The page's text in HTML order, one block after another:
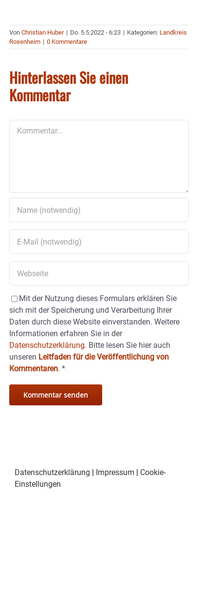
Von Christian Huber | Do. 5.5.2022 - 6:23 | Kategorien: Landkreis
Rosenheim | 0 Kommentare
Hinterlassen Sie einen
Kommentar
Mit der Nutzung dieses Formulars erklären Sie
sich mit der Speicherung und Verarbeitung Ihrer
Daten durch diese Website einverstanden. Weitere
Informationen erfahren Sie in der
Datenschutzerklärung. Bitte lesen Sie hier auch
unseren Leitfaden für die Veröffentlichung von
Kommentaren. *
Datenschutzerklärung Impressum
Cookie-
Einstellungen